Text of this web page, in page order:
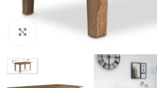
Κλικ για μεγέθυνση